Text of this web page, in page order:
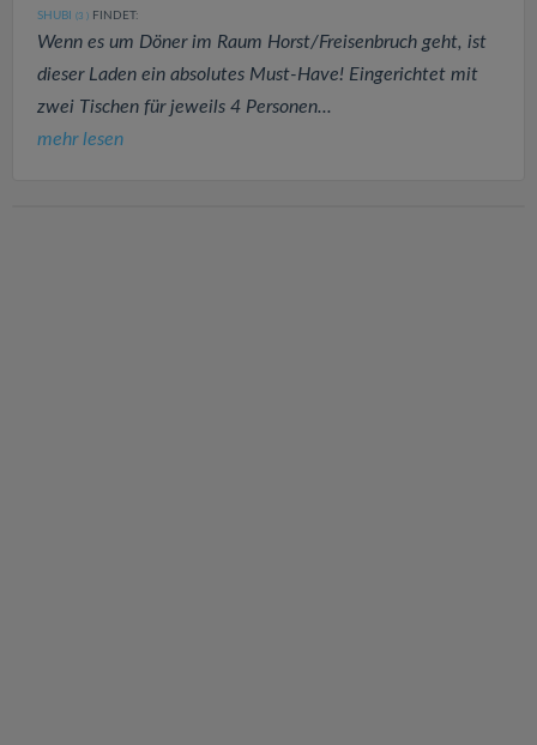
SHUBI (3 ) FINDET:
Wenn es um Döner im Raum Horst/Freisenbruch geht, ist
dieser Laden ein absolutes Must-Have! Eingerichtet mit
zwei Tischen für jeweils 4 Personen...
mehr lesen